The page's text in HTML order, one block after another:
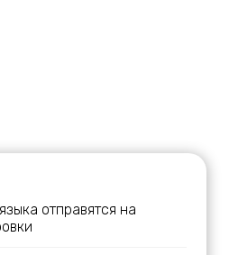
отправятся на